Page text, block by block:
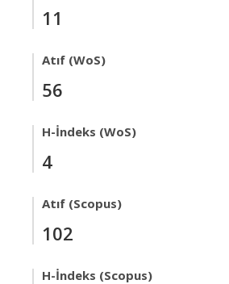
11
Atıf (WoS)
56
H-İndeks (WoS)
4
Atıf (Scopus)
102
H-İndeks (Scopus)